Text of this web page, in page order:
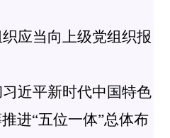
应当向上级党组织报
习近平新时代中国特色
进“五位一体”总体布